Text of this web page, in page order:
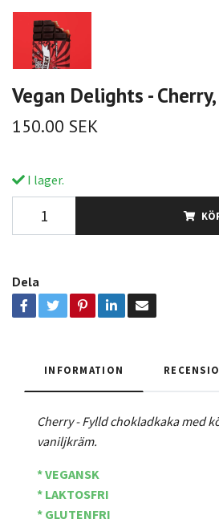
Vegan Delights -
150.00 SEK
I lager.
Dela
INFORMATION
Cherry - Fylld chokladkaka med
vaniljkräm.
* VEGANSK
* LAKTOSFRI
* GLUTENFRI